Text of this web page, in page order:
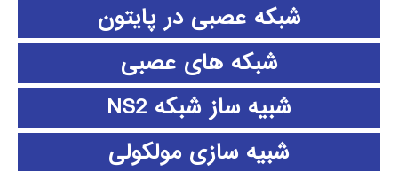
شبکه عصبی در پایتون
شبکه های عصبی
شبیه ساز شبکه NS2
شبیه سازی مولکولی